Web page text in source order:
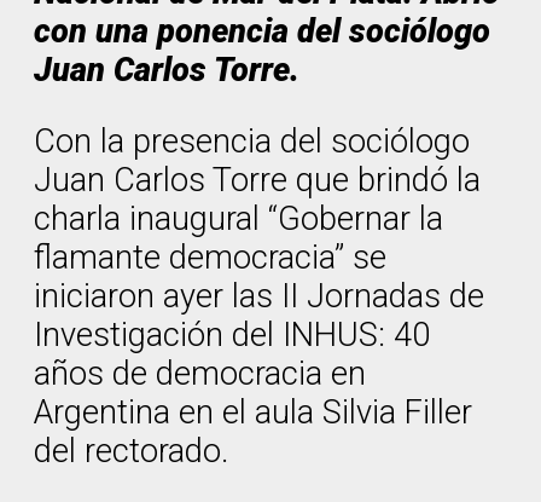
con una ponencia del sociólogo
Juan Carlos Torre.
Con la presencia del sociólogo
Juan Carlos Torre que brindó la
charla inaugural “Gobernar la
flamante democracia” se
iniciaron ayer las II Jornadas de
Investigación del INHUS: 40
años de democracia en
Argentina en el aula Silvia Filler
del rectorado.